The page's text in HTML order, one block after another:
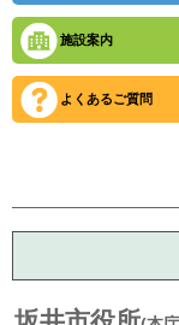
施設案内
よくあるご質問